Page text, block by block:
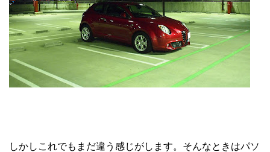
しかしこれでもまだ違う感じがします。そんなときはパソ